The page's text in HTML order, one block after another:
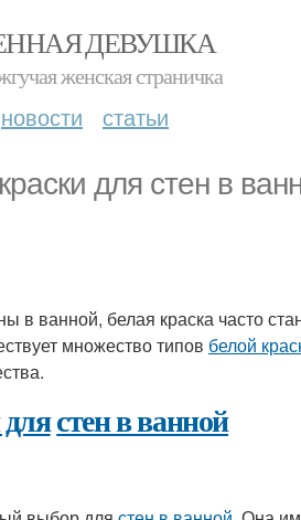
ДЕВУШКА
женская страничка
новости статьи
для стен в
в ванной, белая краска часто
множество типов белой
стен в ванной